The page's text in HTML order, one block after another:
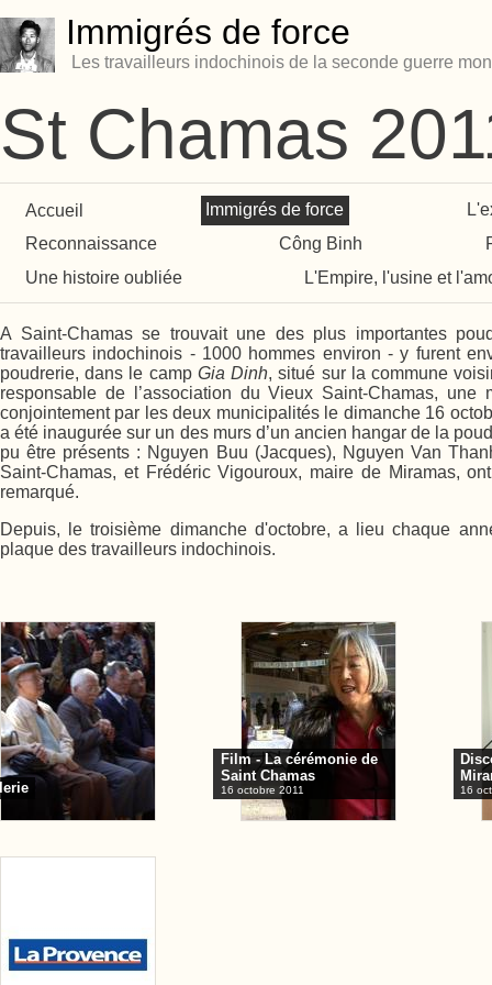
Immigrés de force
Les travailleurs indochinois de la seconde guerre
St Chamas
Accueil Immigrés de force
Reconnaissance
Công Binh
Une histoire oubliée
L'Empire, l'usine et
A Saint-Chamas se trouvait une des plus importantes
travailleurs indochinois - 1000 hommes environ - y furent
poudrerie, dans le camp Gia Dinh, situé sur la commune
responsable de l’association du Vieux Saint-Chamas, une
conjointement par les deux municipalités le dimanche 16
a été inaugurée sur un des murs d’un ancien hangar de la
pu être présents : Nguyen Buu (Jacques), Nguyen Van
Saint-Chamas, et Frédéric Vigouroux, maire de Miramas,
remarqué.
Depuis, le troisième dimanche d'octobre, a lieu chaque
plaque des travailleurs indochinois.
Film - La cérémonie de
Saint Chamas
16 octobre 2011 16